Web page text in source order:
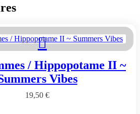
/ Hippopotame II ~
Vibes
19,50 €